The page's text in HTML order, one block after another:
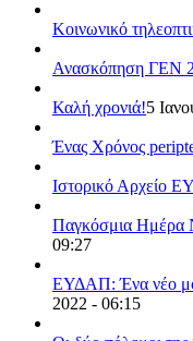
Κοινωνικό
Ανασκόπηση ΓΕΝ
Καλή χρονιά!5
Ένας Χρόνος
Ιστορικό Αρχείο
Παγκόσμια Ημέρα
09:27
ΕΥΔΑΠ: Ένα νέο
2022 - 06:15